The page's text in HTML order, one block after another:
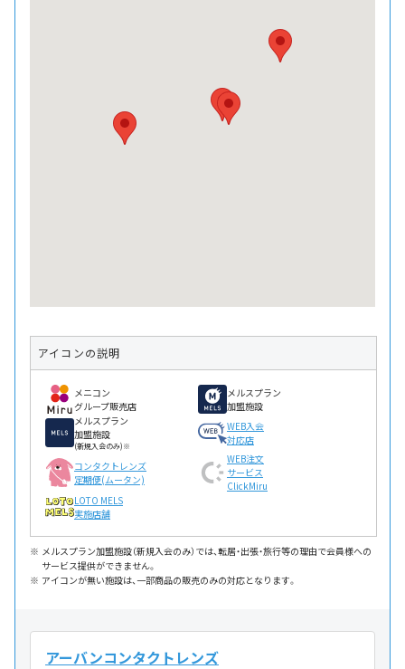
アイコンの説明
メニコン
グループ販売店
メルスプラン
加盟施設
メルスプラン
加盟施設
(新規入会のみ)※
WEB入会
対応店
コンタクトレンズ
定期便(ムータン)
WEB注文
サービス
ClickMiru
LOTO MELS
実施店舗
メルスプラン加盟施設（新規入会のみ）では、転居・出張・旅行等の理由で会員様への
サービス提供ができません。
アイコンが無い施設は、一部商品の販売のみの対応となります。
アーバンコンタクトレンズ